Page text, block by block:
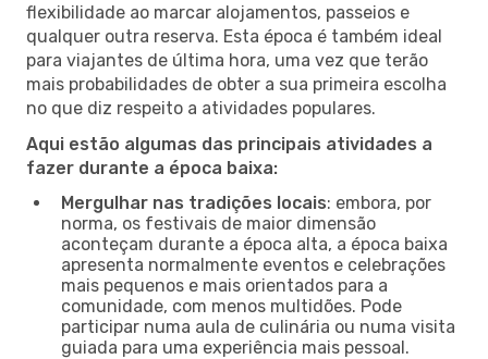
flexibilidade ao marcar alojamentos, passeios e
qualquer outra reserva. Esta época é também ideal
para viajantes de última hora, uma vez que terão
mais probabilidades de obter a sua primeira escolha
no que diz respeito a atividades populares.
Aqui estão algumas das principais atividades a
fazer durante a época baixa:
Mergulhar nas tradições locais: embora, por
norma, os festivais de maior dimensão
aconteçam durante a época alta, a época baixa
apresenta normalmente eventos e celebrações
mais pequenos e mais orientados para a
comunidade, com menos multidões. Pode
participar numa aula de culinária ou numa visita
guiada para uma experiência mais pessoal.